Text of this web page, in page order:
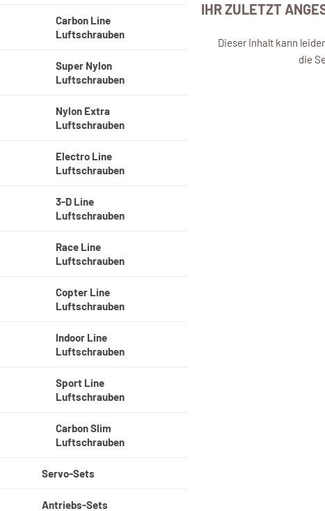
Carbon Line
Luftschrauben
Super Nylon
Luftschrauben
Nylon Extra
Luftschrauben
Electro Line
Luftschrauben
3-D Line
Luftschrauben
Race Line
Luftschrauben
Copter Line
Luftschrauben
Indoor Line
Luftschrauben
Sport Line
Luftschrauben
Carbon Slim
Luftschrauben
Servo-Sets
Antriebs-Sets
IHR ZULETZT
Dieser Inhalt kann
die